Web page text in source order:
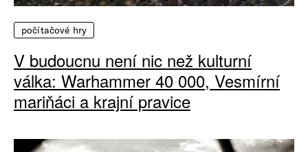
počítačové hry
V budoucnu není nic než kulturní
válka: Warhammer 40 000, Vesmírní
mariňáci a krajní pravice